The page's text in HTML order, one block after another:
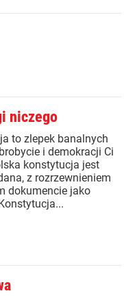
niczego
to zlepek banalnych
i demokracji Ci
konstytucja jest
z rozrzewnieniem
dokumencie jako